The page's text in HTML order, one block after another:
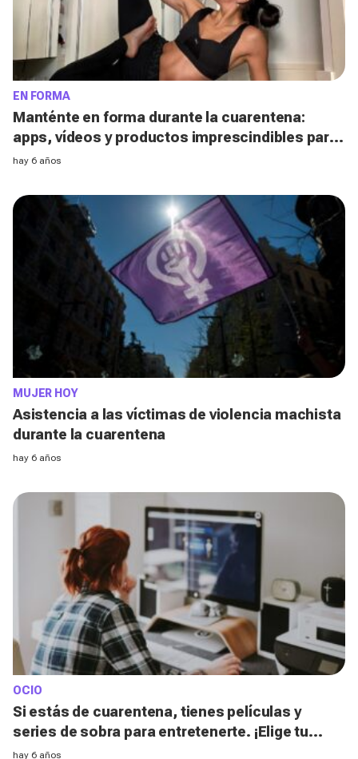
EN FORMA
Manténte en forma durante la cuarentena:
apps, vídeos y productos imprescindibles para
conseguirlo
hay 6 años
MUJER HOY
Asistencia a las víctimas de violencia machista
durante la cuarentena
hay 6 años
OCIO
Si estás de cuarentena, tienes películas y
series de sobra para entretenerte. ¡Elige tu
favorita!
hay 6 años